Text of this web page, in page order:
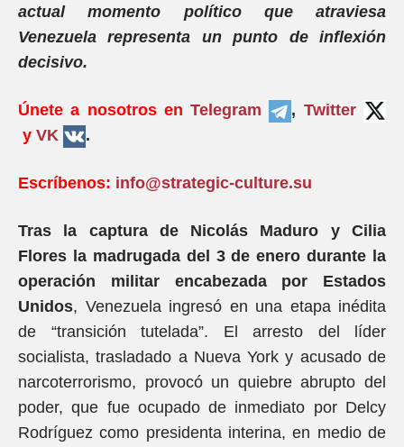
actual momento político que atraviesa
Venezuela representa un punto de inflexión
decisivo.
Únete a nosotros enTelegram , Twitter
y VK .
Escríbenos: info@strategic-culture.su
Tras la captura de Nicolás Maduro y Cilia
Flores la madrugada del 3 de enero durante la
operación militar encabezada por Estados
Unidos, Venezuela ingresó en una etapa inédita
de “transición tutelada”. El arresto del líder
socialista, trasladado a Nueva York y acusado de
narcoterrorismo, provocó un quiebre abrupto del
poder, que fue ocupado de inmediato por Delcy
Rodríguez como presidenta interina, en medio de